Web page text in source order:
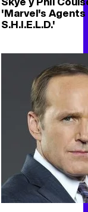
'Marvel's
S.H.I.E.L.D.'